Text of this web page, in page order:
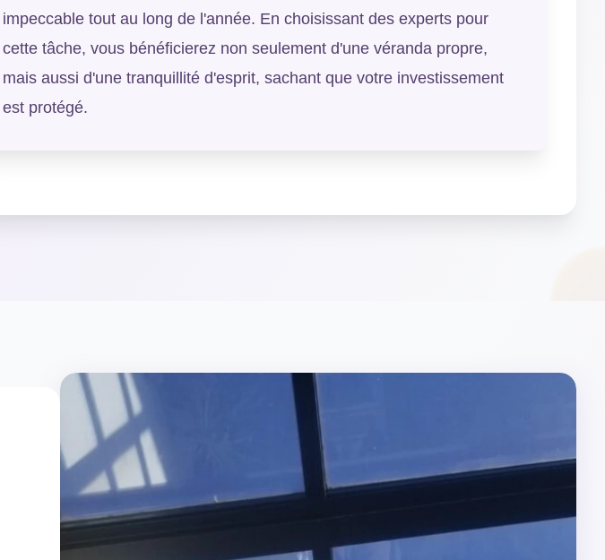
impeccable tout au long de l'année. En choisissant des experts pour
cette tâche, vous bénéficierez non seulement d'une véranda propre,
mais aussi d'une tranquillité d'esprit, sachant que votre investissement
est protégé.